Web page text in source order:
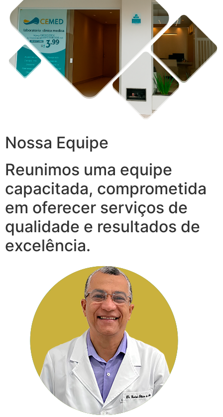
Nossa Equipe
Reunimos uma equipe
capacitada, comprometida
em oferecer serviços de
qualidade e resultados de
excelência.